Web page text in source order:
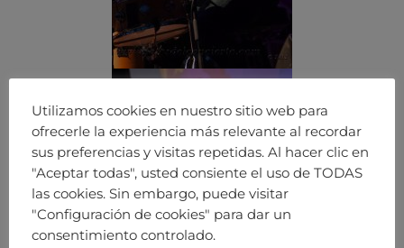
Utilizamos cookies en nuestro sitio web para
ofrecerle la experiencia más relevante al recordar
sus preferencias y visitas repetidas. Al hacer clic en
"Aceptar todas", usted consiente el uso de TODAS
las cookies. Sin embargo, puede visitar
"Configuración de cookies" para dar un
consentimiento controlado.